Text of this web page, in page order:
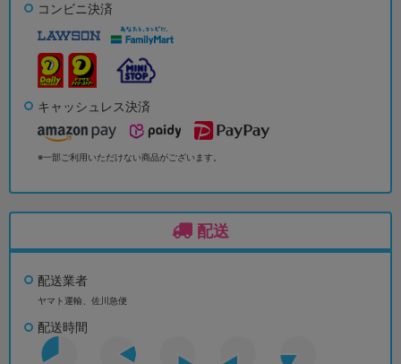
コンビニ決済
キャッシュレス決済
※一部ご利用いただけない商品がございます。
配送
配送業者
ヤマト運輸、佐川急便
配送時間